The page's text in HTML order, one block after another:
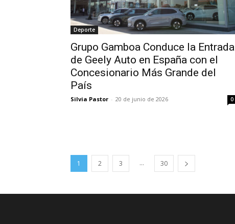
Deporte
Grupo Gamboa Conduce la Entrada
de Geely Auto en España con el
Concesionario Más Grande del
País
Silvia Pastor - 20 de junio de 2026 0
1 2 3 ... 30